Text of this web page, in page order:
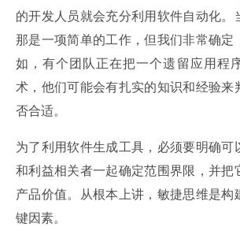
的开发人员就会充分利用软件自动化。
那是一项简单的工作，但我们非常确定
如，有个团队正在把一个遗留应用程
术，他们可能会有扎实的知识和经验来
否合适。
为了利用软件生成工具，必须要明确可
和利益相关者一起确定范围界限，并把
产品价值。从根本上讲，敏捷思维是构
键因素。